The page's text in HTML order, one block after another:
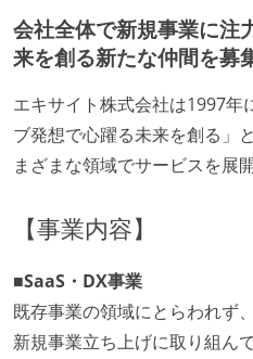
会社全体で新規事業に
来を創る新たな仲間を募
エキサイト株式会社は1997年
ブ発想で心躍る未来を創る」
まざまな領域でサービスを展
【事業内容】
■SaaS・DX事業
既存事業の領域にとらわれず
新規事業立ち上げに取り組ん